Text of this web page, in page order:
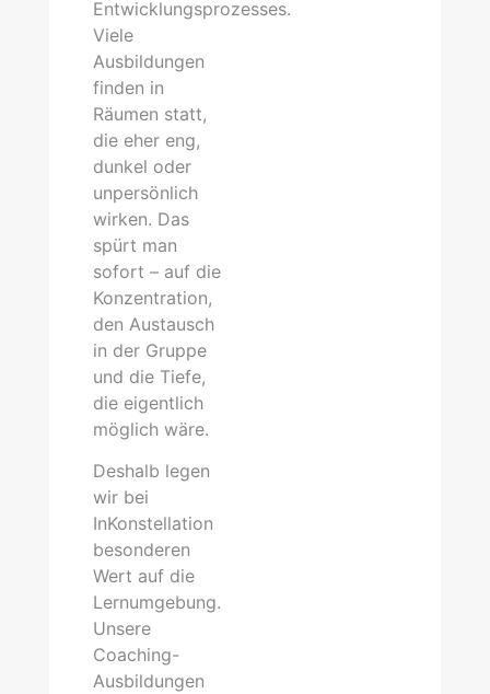
Entwicklungsprozesses.
Viele
Ausbildungen
finden in
Räumen statt,
die eher eng,
dunkel oder
unpersönlich
wirken. Das
spürt man
sofort – auf die
Konzentration,
den Austausch
in der Gruppe
und die Tiefe,
die eigentlich
möglich wäre.
Deshalb legen
wir bei
InKonstellation
besonderen
Wert auf die
Lernumgebung.
Unsere
Coaching-
Ausbildungen